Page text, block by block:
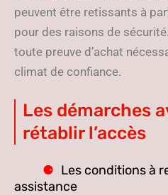
peuvent être retissants à
pour des raisons de
toute preuve d’achat
climat de confiance.
Les démarches
rétablir l’accès
Les conditions à
assistance